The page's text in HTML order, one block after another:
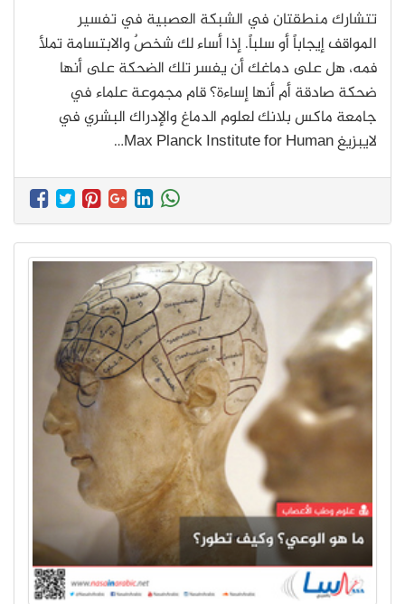
تتشارك منطقتان في الشبكة العصبية في تفسير
المواقف إيجاباً أو سلباً. إذا أساء لك شخصٌ والابتسامة تملأ
فمه، هل على دماغك أن يفسر تلك الضحكة على أنها
ضحكة صادقة أم أنها إساءة؟ قام مجموعة علماء في
جامعة ماكس بلانك لعلوم الدماغ والإدراك البشري في
لايبزيغ Max Planck Institute for Human…